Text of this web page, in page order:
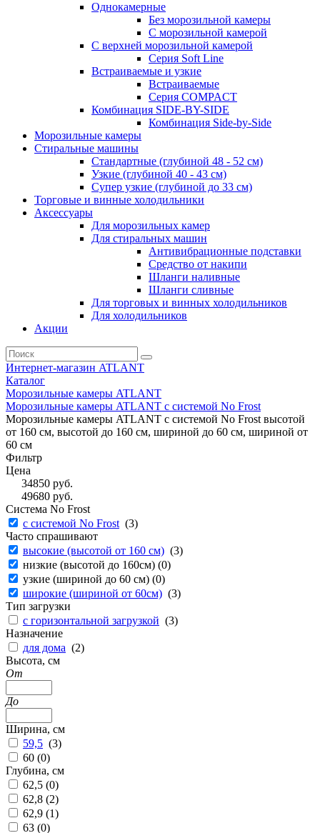
Однокамерные
Без морозильной камеры
С морозильной камерой
С верхней морозильной камерой
Серия Soft Line
Встраиваемые и узкие
Встраиваемые
Серия СOMPACT
Комбинация SIDE-BY-SIDE
Комбинация Side-by-Side
Морозильные камеры
Стиральные машины
Стандартные (глубиной 48 - 52 см)
Узкие (глубиной 40 - 43 см)
Супер узкие (глубиной до 33 см)
Торговые и винные холодильники
Аксессуары
Для морозильных камер
Для стиральных машин
Антивибрационные подставки
Средство от накипи
Шланги наливные
Шланги сливные
Для торговых и винных холодильников
Для холодильников
Акции
Интернет-магазин ATLANT
Каталог
Морозильные камеры ATLANT
Морозильные камеры ATLANT с системой No Frost
Морозильные камеры ATLANT с системой No Frost высотой
от 160 см, высотой до 160 см, шириной до 60 см, шириной от
60 см
Фильтр
Цена
34850руб.
49680руб.
Система No Frost
с системой No Frost (3)
Часто спрашивают
высокие (высотой от 160 см) (3)
низкие (высотой до 160см) (0)
узкие (шириной до 60 см) (0)
широкие (шириной от 60см) (3)
Тип загрузки
с горизонтальной загрузкой (3)
Назначение
для дома (2)
Высота, см
От
До
Ширина, см
59,5 (3)
60 (0)
Глубина, см
62,5 (0)
62,8 (2)
62,9 (1)
63 (0)